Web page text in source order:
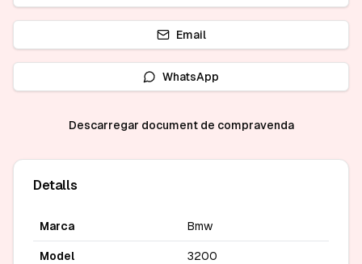
Email
WhatsApp
Descarregar document de compravenda
Detalls
Marca Bmw
Model 3200